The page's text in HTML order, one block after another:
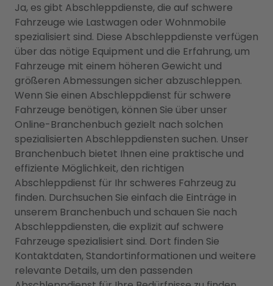
Ja, es gibt Abschleppdienste, die auf schwere
Fahrzeuge wie Lastwagen oder Wohnmobile
spezialisiert sind. Diese Abschleppdienste verfügen
über das nötige Equipment und die Erfahrung, um
Fahrzeuge mit einem höheren Gewicht und
größeren Abmessungen sicher abzuschleppen.
Wenn Sie einen Abschleppdienst für schwere
Fahrzeuge benötigen, können Sie über unser
Online-Branchenbuch gezielt nach solchen
spezialisierten Abschleppdiensten suchen. Unser
Branchenbuch bietet Ihnen eine praktische und
effiziente Möglichkeit, den richtigen
Abschleppdienst für Ihr schweres Fahrzeug zu
finden. Durchsuchen Sie einfach die Einträge in
unserem Branchenbuch und schauen Sie nach
Abschleppdiensten, die explizit auf schwere
Fahrzeuge spezialisiert sind. Dort finden Sie
Kontaktdaten, Standortinformationen und weitere
relevante Details, um den passenden